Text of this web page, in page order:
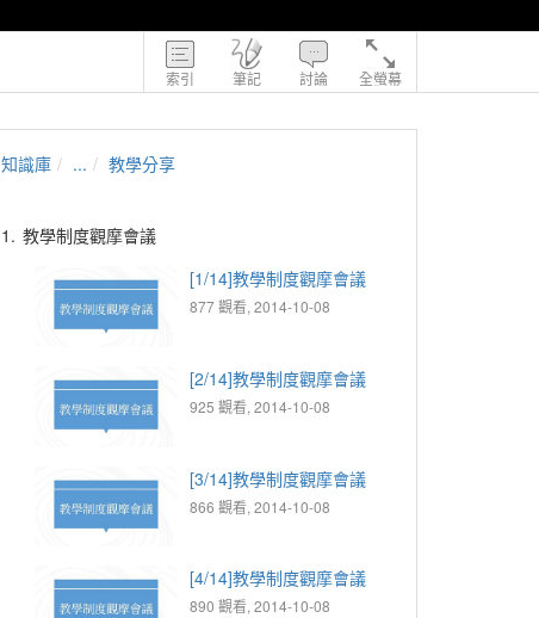
索引 筆記 討論 全螢幕
知識庫 ... 教學分享
1. 教學制度觀摩會議
[1/14]教學制度觀摩會議
877 觀看, 2014-10-08
[2/14]教學制度觀摩會議
925 觀看, 2014-10-08
[3/14]教學制度觀摩會議
866 觀看, 2014-10-08
[4/14]教學制度觀摩會議
890 觀看, 2014-10-08